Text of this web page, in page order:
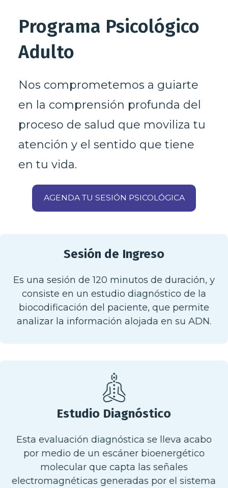
Programa Psicológico
Adulto
Nos comprometemos a guiarte
en la comprensión profunda del
proceso de salud que moviliza tu
atención y el sentido que tiene
en tu vida.
AGENDA TU SESIÓN PSICOLÓGICA
Sesión de Ingreso
Es una sesión de 120 minutos de duración, y
consiste en un estudio diagnóstico de la
biocodificación del paciente, que permite
analizar la información alojada en su ADN.
Estudio Diagnóstico
Esta evaluación diagnóstica se lleva acabo
por medio de un escáner bioenergético
molecular que capta las señales
electromagnéticas generadas por el sistema